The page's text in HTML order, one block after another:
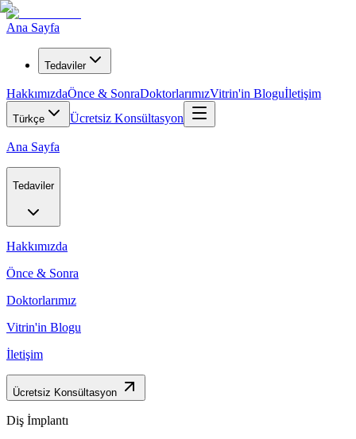
Ana Sayfa
Tedaviler
HakkımızdaÖnce & SonraDoktorlarımızVitrin'in Bloguİletişim
Türkçe Ücretsiz Konsültasyon
Ana Sayfa
Tedaviler
Hakkımızda
Önce & Sonra
Doktorlarımız
Vitrin'in Blogu
İletişim
Ücretsiz Konsültasyon
Diş İmplantı